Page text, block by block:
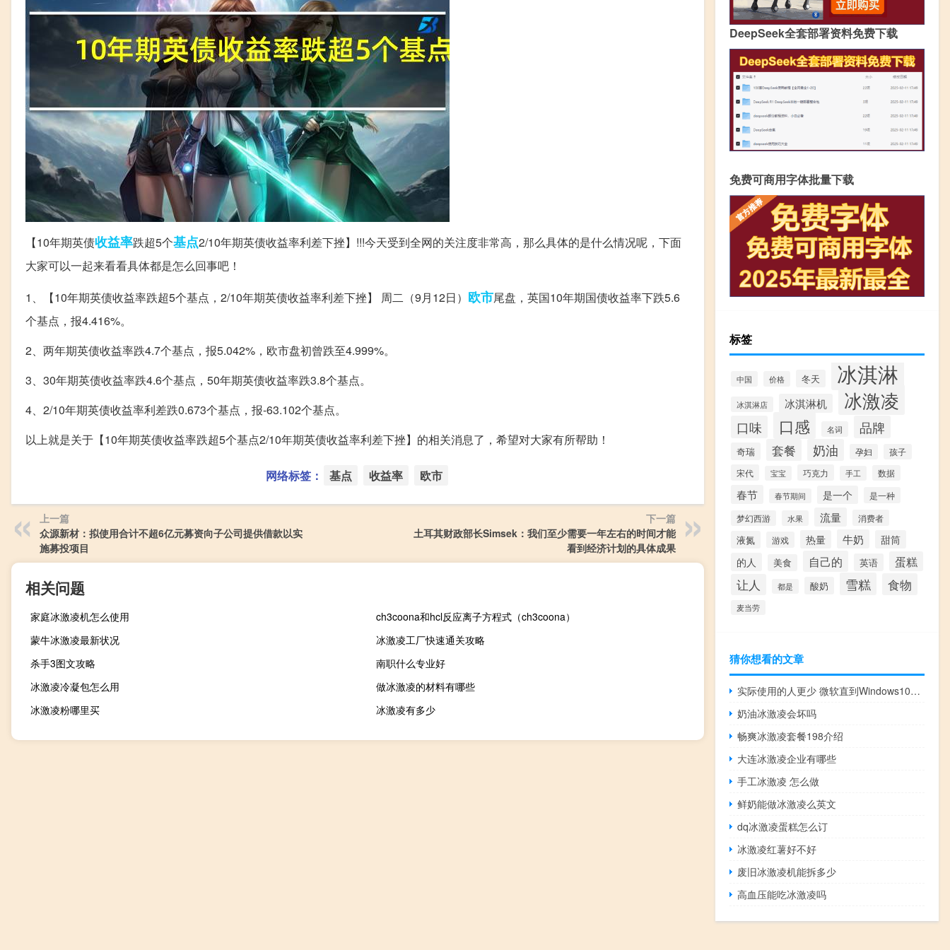
【10年期英债收益率跌超5个基点2/10年期英债收益率利差下挫】!!!今天受到全网的关注度非常高，那么具体的是什么情况呢，下面
大家可以一起来看看具体都是怎么回事吧！
1、【10年期英债收益率跌超5个基点，2/10年期英债收益率利差下挫】 周二（9月12日） 欧市尾盘，英国10年期国债收益率下跌5.6
个基点，报4.416%。
2、两年期英债收益率跌4.7个基点，报5.042%，欧市盘初曾跌至4.999%。
3、30年期英债收益率跌4.6个基点，50年期英债收益率跌3.8个基点。
4、2/10年期英债收益率利差跌0.673个基点，报-63.102个基点。
以上就是关于【10年期英债收益率跌超5个基点2/10年期英债收益率利差下挫】的相关消息了，希望对大家有所帮助！
网络标签： 基点 收益率 欧市
上一篇
众源新材：拟使用合计不超6亿元募资向子公司提供借款以实
施募投项目
下一篇
土耳其财政部长Simsek：我们至少需要一年左右的时间才能
看到经济计划的具体成果
相关问题
家庭冰激凌机怎么使用
ch3coona和hcl反应离子方程式（ch3coona）
蒙牛冰激凌最新状况
冰激凌工厂快速通关攻略
杀手3图文攻略
南职什么专业好
冰激凌冷凝包怎么用
做冰激凌的材料有哪些
冰激凌粉哪里买
冰激凌有多少
DeepSeek全套部署资料免费下载
免费可商用字体批量下载
标签
中国 价格 冬天 冰淇淋
冰淇淋店 冰淇淋机 冰激凌
口味 口感 名词 品牌
奇瑞 套餐 奶油 孕妇 孩子
宋代 宝宝 巧克力 手工 数据
春节 春节期间 是一个 是一种
梦幻西游 水果 流量 消费者
液氮 游戏 热量 牛奶
甜筒
的人
美食 自己的 英语 蛋糕
让人 都是 酸奶 雪糕 食物
麦当劳
猜你想看的文章
实际使用的人更少 微软直到Windows10才支持表情符号
奶油冰激凌会坏吗
畅爽冰激凌套餐198介绍
大连冰激凌企业有哪些
手工冰激凌 怎么做
鲜奶能做冰激凌么英文
dq冰激凌蛋糕怎么订
冰激凌红薯好不好
废旧冰激凌机能拆多少
高血压能吃冰激凌吗